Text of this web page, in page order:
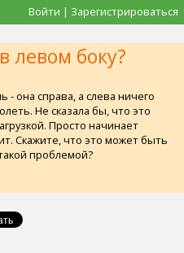
Войти | Зарегистрироваться
левом боку?
она справа, а слева ничего
Не сказала бы, что это
Просто начинает
Скажите, что это может быть
проблемой?